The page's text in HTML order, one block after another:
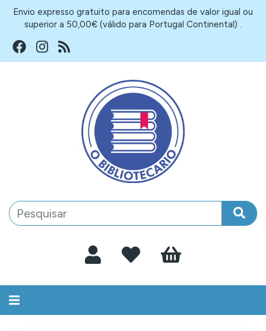
Envio expresso gratuito para encomendas de valor igual ou
superior a 50,00€ (válido para Portugal Continental) .
Alternar
navegação